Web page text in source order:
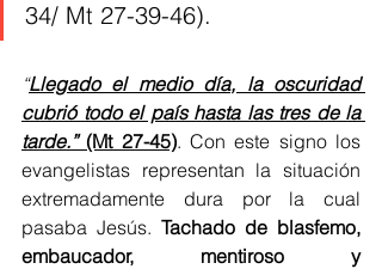
34/ Mt 27-39-46).
“Llegado el medio día, la oscuridad
cubrió todo el país hasta las tres de la
tarde.” (Mt 27-45). Con este signo los
evangelistas representan la situación
extremadamente dura por la cual
pasaba Jesús. Tachado de blasfemo,
embaucador, mentiroso y